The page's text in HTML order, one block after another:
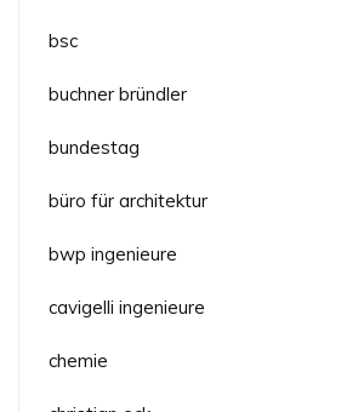
bsc
buchner bründler
bundestag
büro für architektur
bwp ingenieure
cavigelli ingenieure
chemie